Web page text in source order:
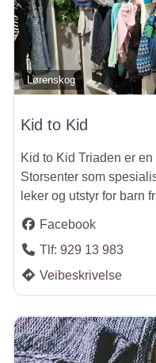
Lørenskog
Kid to Kid
Kid to Kid Triaden er
Storsenter som
leker og utstyr for barn
Facebook
Tlf: 929 13 983
Veibeskrivelse